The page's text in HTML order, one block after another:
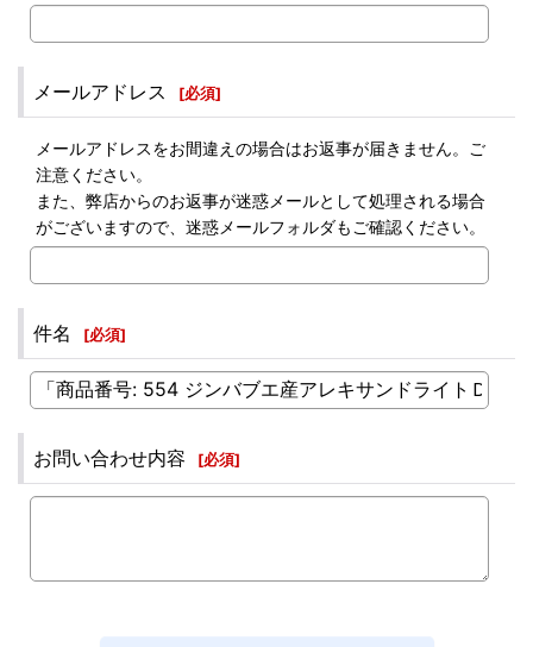
メールアドレス [必須]
メールアドレスをお間違えの場合はお返事が届きません。ご
注意ください。
また、弊店からのお返事が迷惑メールとして処理される場合
がございますので、迷惑メールフォルダもご確認ください。
件名 [必須]
お問い合わせ内容 [必須]